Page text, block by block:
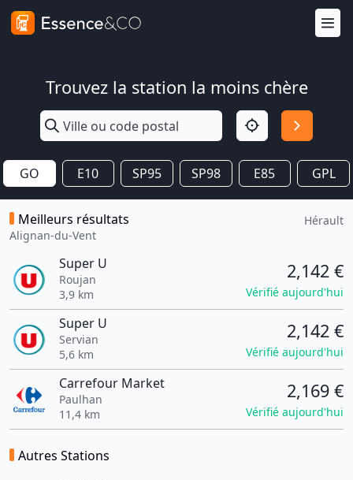
Trouvez la station la moins chère
GO E10 SP95 SP98 E85 GPL
Meilleurs résultats
Alignan-du-Vent
Hérault
Super U
Roujan
3,9 km
2,142 €
Vérifié aujourd'hui
Super U
Servian
5,6 km
2,142 €
Vérifié aujourd'hui
Carrefour Market
Paulhan
11,4 km
2,169 €
Vérifié aujourd'hui
Autres Stations